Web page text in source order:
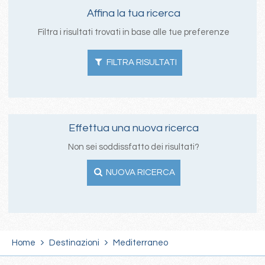
Affina la tua ricerca
Filtra i risultati trovati in base alle tue preferenze
FILTRA RISULTATI
Effettua una nuova ricerca
Non sei soddissfatto dei risultati?
NUOVA RICERCA
Home Destinazioni Mediterraneo